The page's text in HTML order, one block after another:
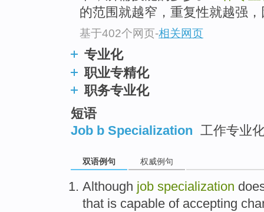
的范围就越窄，重复性就越强
基于402个网页-相关网页
专业化
职业专精化
职务专业化
短语
Job b Specialization 工作专业
双语例句 权威例句
Although job specialization
that is capable of accepting